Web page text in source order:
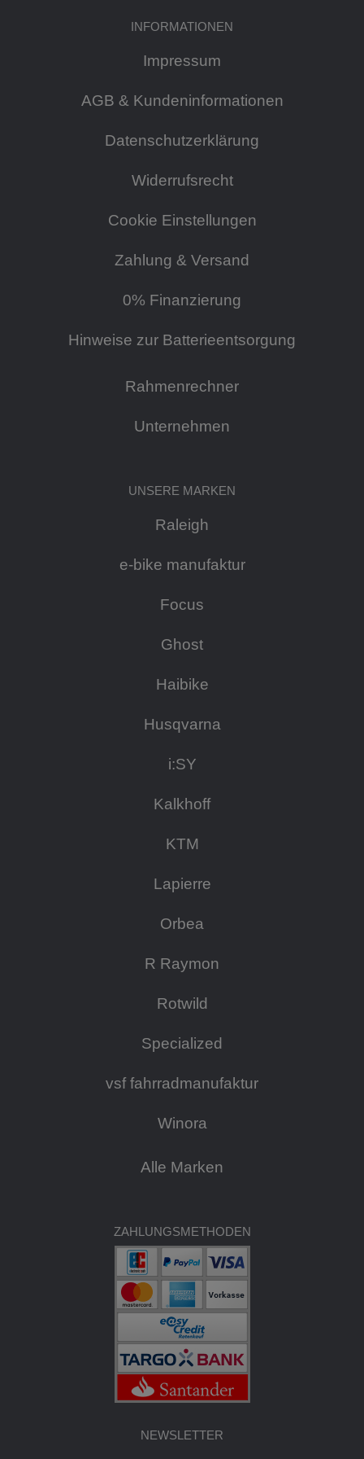
INFORMATIONEN
Impressum
AGB & Kundeninformationen
Datenschutzerklärung
Widerrufsrecht
Cookie Einstellungen
Zahlung & Versand
0% Finanzierung
Hinweise zur Batterieentsorgung
Rahmenrechner
Unternehmen
UNSERE MARKEN
Raleigh
e-bike manufaktur
Focus
Ghost
Haibike
Husqvarna
i:SY
Kalkhoff
KTM
Lapierre
Orbea
R Raymon
Rotwild
Specialized
vsf fahrradmanufaktur
Winora
Alle Marken
ZAHLUNGSMETHODEN
NEWSLETTER